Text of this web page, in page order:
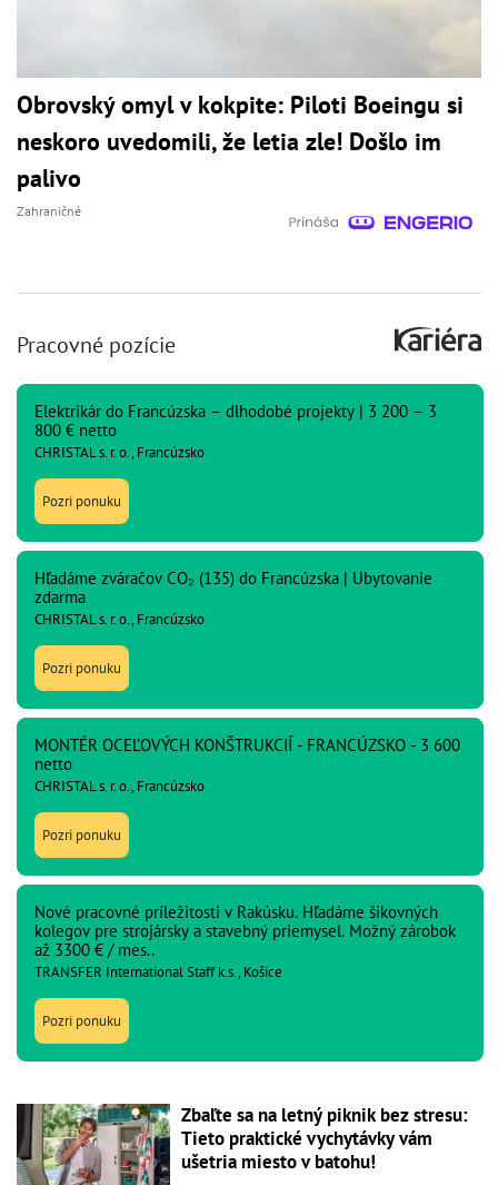
Obrovský omyl v kokpite: Piloti Boeingu si
neskoro uvedomili, že letia zle! Došlo im
palivo
Zahraničné
Pracovné pozície
Elektrikár do Francúzska – dlhodobé projekty | 3 200 – 3
800 € netto
CHRISTAL s. r. o., Francúzsko
Pozri ponuku
Hľadáme zváračov CO₂ (135) do Francúzska | Ubytovanie
zdarma
CHRISTAL s. r. o., Francúzsko
Pozri ponuku
MONTÉR OCEĽOVÝCH KONŠTRUKCIÍ - FRANCÚZSKO - 3 600
netto
CHRISTAL s. r. o., Francúzsko
Pozri ponuku
Nové pracovné príležitosti v Rakúsku. Hľadáme šikovných
kolegov pre strojársky a stavebný priemysel. Možný zárobok
až 3300 € / mes..
TRANSFER International Staff k.s., Košice
Pozri ponuku
Zbaľte sa na letný piknik bez stresu:
Tieto praktické vychytávky vám
ušetria miesto v batohu!